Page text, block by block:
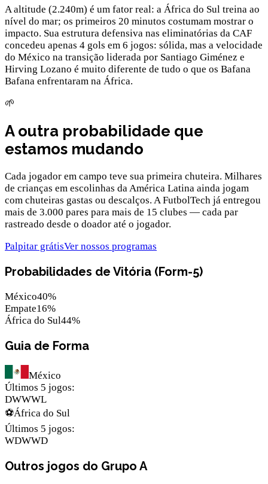
A altitude (2.240m) é um fator real: a África do Sul treina ao
nível do mar; os primeiros 20 minutos costumam mostrar o
impacto. Sua estrutura defensiva nas eliminatórias da CAF
concedeu apenas 4 gols em 6 jogos: sólida, mas a velocidade
do México na transição liderada por Santiago Giménez e
Hirving Lozano é muito diferente de tudo o que os Bafana
Bafana enfrentaram na África.
🌱
A outra probabilidade que
estamos mudando
Cada jogador em campo teve sua primeira chuteira. Milhares
de crianças em escolinhas da América Latina ainda jogam
com chuteiras gastas ou descalços. A FutbolTech já entregou
mais de 3.000 pares para mais de 15 clubes — cada par
rastreado desde o doador até o jogador.
Palpitar grátisVer nossos programas
Probabilidades de Vitória (Form-5)
México40%
Empate16%
África do Sul44%
Guia de Forma
México
Últimos 5 jogos:
DWWWL
⚽África do Sul
Últimos 5 jogos:
WDWWD
Outros jogos do Grupo A